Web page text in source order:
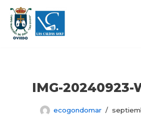
Saltar
al
IMG-20240923-
ecogondomar